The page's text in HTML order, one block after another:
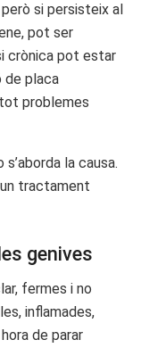
si persisteix al
pot ser
crònica pot estar
de placa
problemes
s’aborda la causa.
tractament
genives
fermes i no
inflamades,
de parar